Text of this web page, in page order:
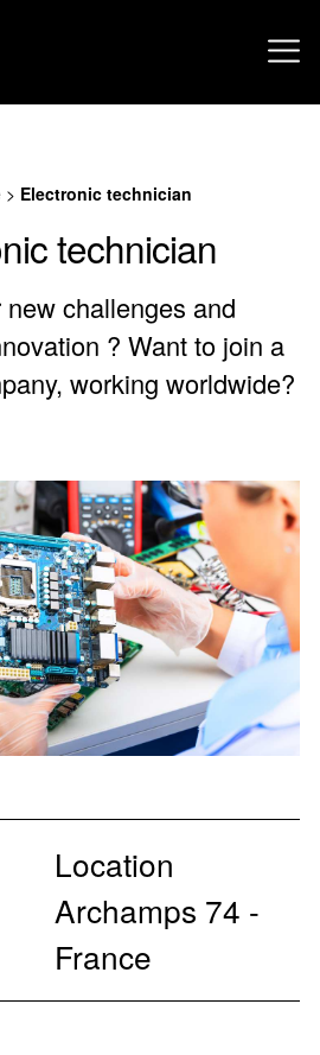
> Electronic technician
technician
challenges and
? Want to join a
working worldwide?
Location
Archamps 74 -
France